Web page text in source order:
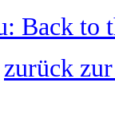
Back to
zurück